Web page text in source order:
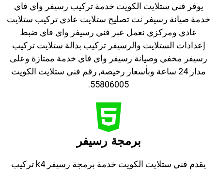
يوفر فني ستلايت الكويت خدمة تركيب رسيفر واي فاي
خدمة صيانة رسيفر نت تصليح ستلايت عادي تركيب ستلايت
عادي ومركزي نعمل عبر فني رسيفر واي فاي ضبط
إعدادات الستلايت والرسيفر تركيب بدالة ستلايت تركيب
رسيفر مخفي وصيانة رسيفر واي فاي خدمة ممتازة وعلى
مدار 24 ساعة وبأسعار رخيصة, رقم فني ستلايت الكويت
55806005.
برمجة رسيفر
يقدم فني ستلايت الكويت خدمة برمجة رسيفر k4 تركيب